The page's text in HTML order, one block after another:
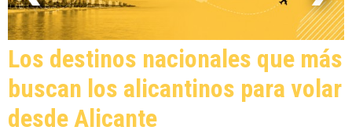
Los destinos nacionales que más
buscan los alicantinos para volar
desde Alicante